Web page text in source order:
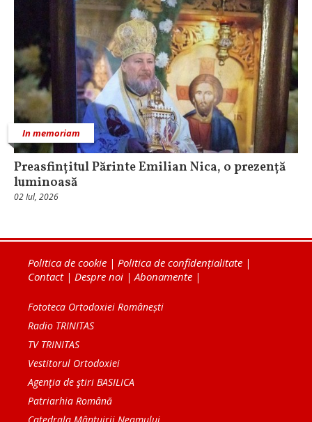
In memoriam
Preasfințitul Părinte Emilian Nica, o prezență
luminoasă
02 Iul, 2026
Politica de cookie | Politica de confidențialitate |
Contact| Despre noi | Abonamente |
Fototeca Ortodoxiei Românești
Radio TRINITAS
TV TRINITAS
Vestitorul Ortodoxiei
Agenţia de ştiri BASILICA
Patriarhia Română
Catedrala Mântuirii Neamului